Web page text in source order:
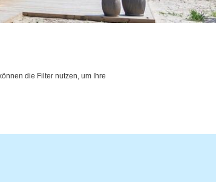
die Filter nutzen, um Ihre